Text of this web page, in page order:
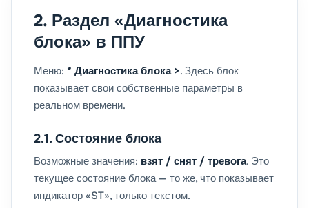
2. Раздел «Диагностика
блока» в ППУ
Меню: * Диагностика блока >. Здесь блок
показывает свои собственные параметры в
реальном времени.
2.1. Состояние блока
Возможные значения: взят / снят / тревога. Это
текущее состояние блока — то же, что показывает
индикатор «ST», только текстом.